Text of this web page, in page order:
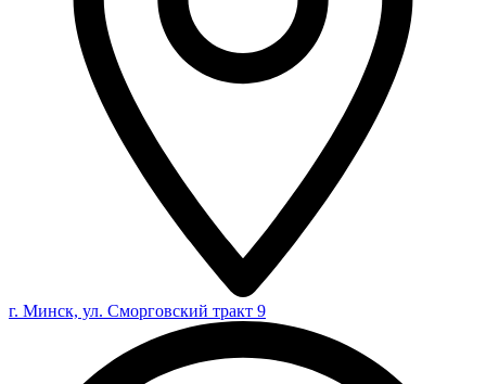
г. Минск, ул. Сморговский тракт 9